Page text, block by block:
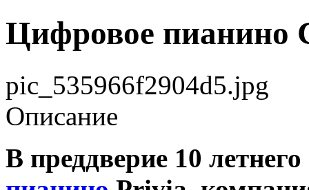
Цифровое пианино
pic_535966f2904d5.jpg
Описание
В преддверие 10